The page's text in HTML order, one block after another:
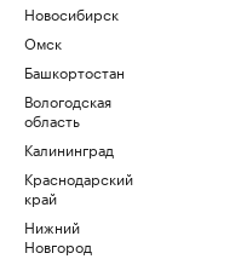
Новосибирск
Омск
Башкортостан
Вологодская
область
Калининград
Краснодарский
край
Нижний
Новгород